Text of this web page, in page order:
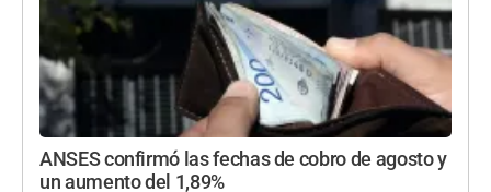
ANSES confirmó las fechas de cobro de agosto y
un aumento del 1,89%